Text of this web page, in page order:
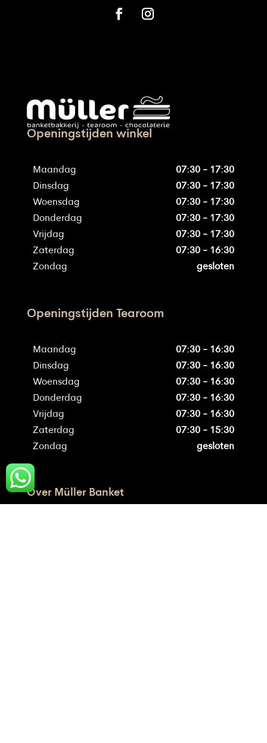
Openingstijden winkel
Maandag
07:30 - 17:30
Dinsdag
07:30 - 17:30
Woensdag
07:30 - 17:30
Donderdag
07:30 - 17:30
Vrijdag
07:30 - 17:30
Zaterdag
07:30 - 16:30
Zondag
gesloten
Openingstijden Tearoom
Maandag
07:30 - 16:30
Dinsdag
07:30 - 16:30
Woensdag
07:30 - 16:30
Donderdag
07:30 - 16:30
Vrijdag
07:30 - 16:30
Zaterdag
07:30 - 15:30
Zondag
gesloten
Over Müller Banket